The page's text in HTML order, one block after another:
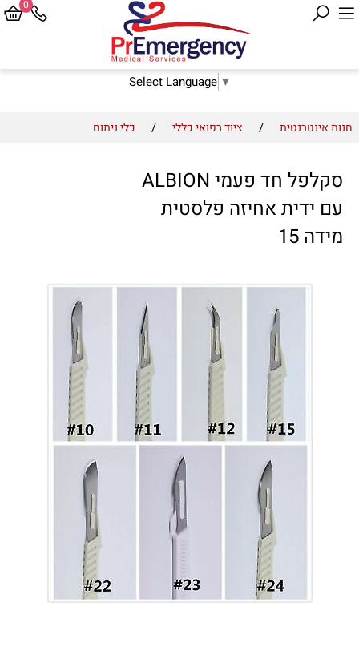
Select Language ▼
0
חנות אינטרנטית / ציוד רפואי כללי / כלי ניתוח
סקלפל חד פעמי ALBION
עם ידית אחיזה פלסטית
מידה 15